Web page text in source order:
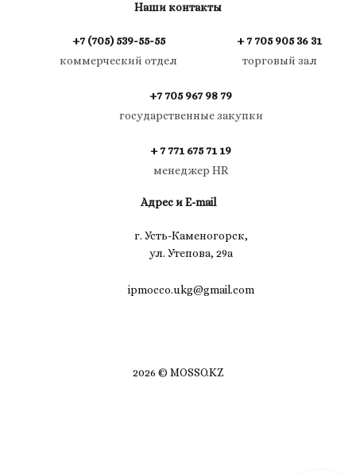
Наши контакты
+7 (705) 539-55-55
коммерческий отдел
+ 7 705 905 36 31
торговый зал
+7 705 967 98 79
государственные закупки
+ 7 771 675 71 19
менеджер HR
Адрес и E-mail
г. Усть-Каменогорск,
ул. Утепова, 29а
ipmocco.ukg@gmail.com
2026 © MOSSO.KZ